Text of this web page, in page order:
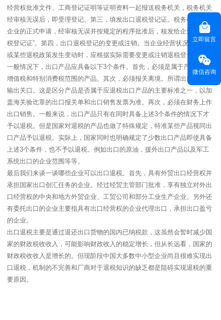
经营权批准文件、工商登记证明等证明资料一起报送税务机关，税务机关
经审核无误后，即受理登记。第三，填发出口退税登记证。税务机关接到
企业的正式申请，经审核无误并按规定的程序批准后，核发给企业“出口退
税登记证”。第四，出口退税登记的变更或注销。当企业经营状况发生变化
或某些退税政策发生变动时，应根据实际需要变更或注销退税登记。
一般情况下，出口产品应具备以下3个条件。首先，必须是属于产品税、
增值税和特别消费税范围的产品。其次，必须报关离境。所谓出口，即是
输出关口。这是区分产品是否属于应退税出口产品的主要标准之一，以加
盖海关验讫章的出口报关单和出口销售发票为准。再次，必须在财务上作
出口销售。一般来说，出口产品只有在同时具备上述3个条件的情况下才
予以退税。但是国家对退税的产品也做了特殊规定，特准某些产品视同出
口产品予以退税。实际上，国家同时也明确规定了少数出口产品即使具备
上述3个条件，也不予以退税。例如出口的原油，援外出口产品以及军工
系统出口的企业范围等等。
最后我们来谈一谈哪些企业可以出口退税。首先，具有外贸出口经营权并
承担国家出口创汇任务的企业。经过经贸主管部门批准，享有独立对外出
口经营权的中央和地方外贸企业、工贸公司和部分工业生产企业。另外还
有委托出口的企业主要指具有出口经营权的企业代理出口，承担出口盈亏
的企业。
出口退税主要是通过退还出口货物的国内已纳税款，这虽然会暂时减少国
家的财政税收收入，可能影响财政收入的稳定增长，但从长远看，国家的
财政税收收入是增长的。但现阶段中国大多数中小型企业尚且很难实现出
口退税，机制的不完善和厂商对于退税知识的缺乏都是阻碍实现退税的重
要原因。
立即留言
微信咨询